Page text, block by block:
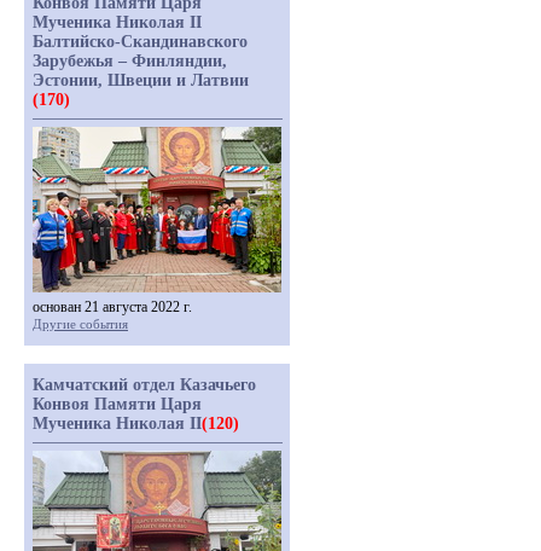
Мученика Николая II
Балтийско-Скандинавского
Зарубежья – Финляндии,
Эстонии, Швеции и Латвии
(170)
основан 21 августа 2022 г.
Другие события
Камчатский отдел Казачьего
Конвоя Памяти Царя
Мученика Николая II(120)